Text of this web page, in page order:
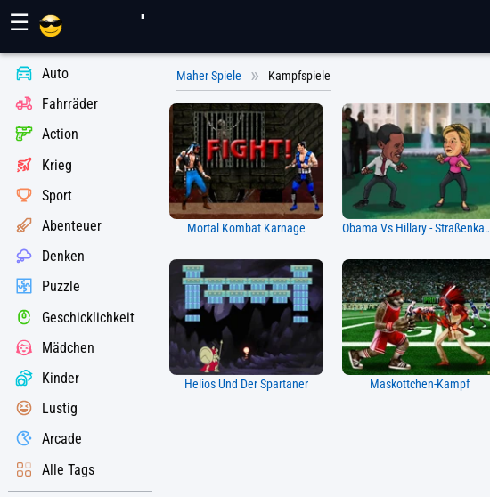
☰
Auto
Fahrräder
Action
Krieg
Sport
Abenteuer
Denken
Puzzle
Geschicklichkeit
Mädchen
Kinder
Lustig
Arcade
Alle Tags
Maher Spiele Kampfspiele
Mortal Kombat Karnage Obama Vs
Helios Und Der Spartaner Maskottchen-Kampf